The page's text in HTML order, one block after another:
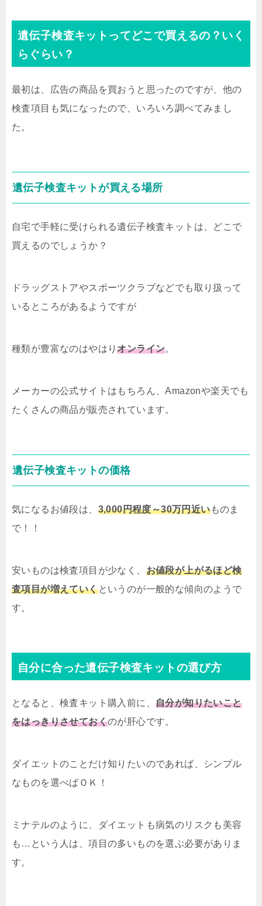
遺伝子検査キットってどこで買えるの？いく
らぐらい？
最初は、広告の商品を買おうと思ったのですが、他の
検査項目も気になったので、いろいろ調べてみまし
た。
遺伝子検査キットが買える場所
自宅で手軽に受けられる遺伝子検査キットは、どこで
買えるのでしょうか？
ドラッグストアやスポーツクラブなどでも取り扱って
いるところがあるようですが
種類が豊富なのはやはりオンライン。
メーカーの公式サイトはもちろん、Amazonや楽天でも
たくさんの商品が販売されています。
遺伝子検査キットの価格
気になるお値段は、 3,000円程度～30万円近いものま
で！！
安いものは検査項目が少なく、 お値段が上がるほど検
査項目が増えていくというのが一般的な傾向のようで
す。
自分に合った遺伝子検査キットの選び方
となると、検査キット購入前に、 自分が知りたいこと
をはっきりさせておくのが肝心です。
ダイエットのことだけ知りたいのであれば、シンプル
なものを選べばＯＫ！
ミナテルのように、ダイエットも病気のリスクも美容
も…という人は、項目の多いものを選ぶ必要がありま
す。